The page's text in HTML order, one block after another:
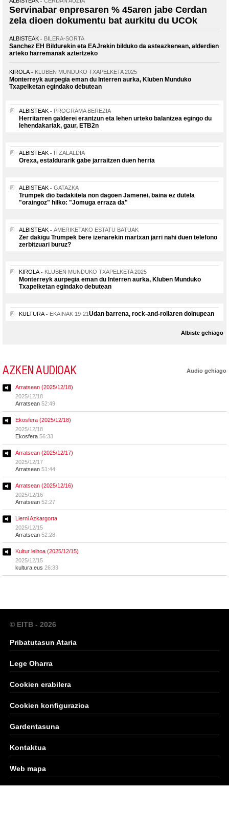
Servinabar enpresaren % 45aren jabe Cerdan
zela dioen dokumentu bat aurkitu du UCOk
ALBISTEAK BILERA-SORTA
Sanchez EH Bildurekin eta EAJrekin bilduko da asteazkenean, alderdien
arteko harremanak aztertzeko
KIROLA KLUBEN MUNDUKO TXAPELKETA 2025
Monterreyk aurpegia eman du Interren aurka, Kluben Munduko
Txapelketan egindako debutean
ALBISTEAK PROGRAMA BEREZIA
Herritarren galderei erantzun eta lehen urteko balantzea egingo du
lehendakariak, gaur, ETB2n
ALBISTEAK ITZALALDIA
Orexa, estaldurarik gabe jarraitzen duen herria
ALBISTEAK GATAZKA
Trumpek dio badakitela non dagoen Jamenei, baina ez dutela
"oraingoz" hilko: "Jomuga erraza da"
ALBISTEAK AMERIKETAKO ESTATU BATUAK
Zer dakigu Trumpek bere izenarekin martxan jarri nahi duen telefono
zerbitzuari buruz?
KIROLA KLUBEN MUNDUKO TXAPELKETA 2025
Monterreyk aurpegia eman du Interren aurka, Kluben Munduko
Txapelketan egindako debutean
KULTURA EKAINAK 19-21Udan barrena, rock-and-rollaren doinupean
Albiste gehiago
AZKEN AUDIOAK Audio gehiago
Arratsean (2025/12/18)
2025/12/18
Arratsean 52:49
Ekosfera (2025/12/18)
2025/12/18
Ekosfera 56:33
Arratsean (2025/12/17)
2025/12/17
Arratsean 51:44
Arratsean (2025/12/16)
2025/12/16
Arratsean 52:27
Lierni Azkargorta
2025/12/15
Arratsean 52:28
Kultur leihoa (2025/12/15)
2025/12/15
kultura.eus 26:33
© EITB - 2026
Pribatutasun Ataria
Lege Oharra
Cookien erabilera
Cookien konfigurazioa
Gardentasuna
Kontaktua
Web mapa